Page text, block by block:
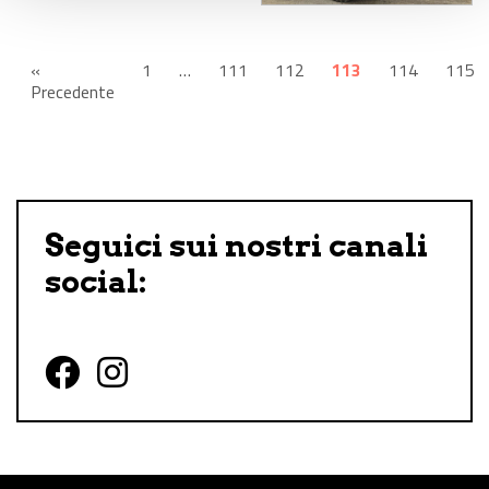
«
Precedente
1 … 111 112 113 114 115
Seguici sui nostri canali
social:
Follow us on Facebook
Follow us on Instagram